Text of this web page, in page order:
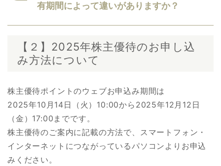
有期間によって違いがありますか？
【２】2025年株主優待のお申し込
み方法について
株主優待ポイントのウェブお申込み期間は
2025年10月14日（火）10:00から2025年12月12日
（金）17:00までです。
株主優待のご案内に記載の方法で、スマートフォン・
インターネットにつながっているパソコンよりお申込
みください。